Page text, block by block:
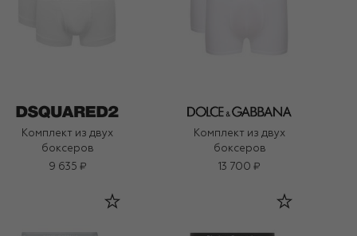
Комплект из двух
боксеров
9 635 ₽
Комплект из двух
боксеров
13 700 ₽